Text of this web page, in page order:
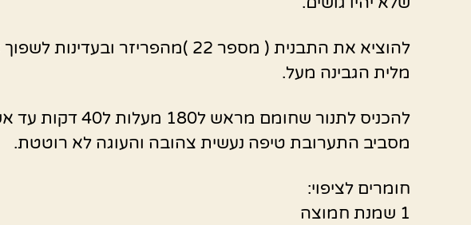
להוציא את התבנית ( מספר 22 )מהפריזר ובעדינות
מלית הגבינה מעל.
להכניס לתנור שחומם מראש ל180 מעלות
מסביב התערובת טיפה נעשית צהובה והעוגה לא רוטטת.
חומרים לציפוי:
1 שמנת חמוצה